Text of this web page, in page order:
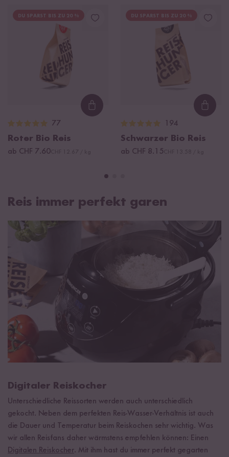
DU SPARST BIS ZU 20 %
Loading...
77
Roter Bio Reis
ab CHF 7.60
DU SPARST BIS ZU 20 %
194
Schwarzer Bio Reis
ab CHF 8.15
Reis immer perfekt garen
Digitaler Reiskocher
Unterschiedliche Reissorten werden auch unterschiedlich
gekocht. Neben dem perfekten Reis-Wasser-Verhältnis ist auch
die Dauer und Temperatur beim Reiskochen sehr wichtig. Was
wir allen Reisfans daher wärmstens empfehlen können: Einen
Digitalen Reiskocher. Mit ihm hast du immer perfekt gegarten